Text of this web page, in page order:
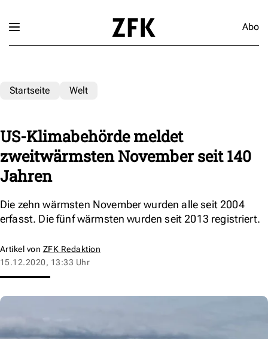
Abo
Startseite Welt
US-Klimabehörde meldet
zweitwärmsten November seit 140
Jahren
Die zehn wärmsten November wurden alle seit 2004
erfasst. Die fünf wärmsten wurden seit 2013 registriert.
Artikel von ZFK Redaktion
15.12.2020, 13:33 Uhr